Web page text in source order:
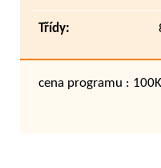
Třídy:
cena programu :